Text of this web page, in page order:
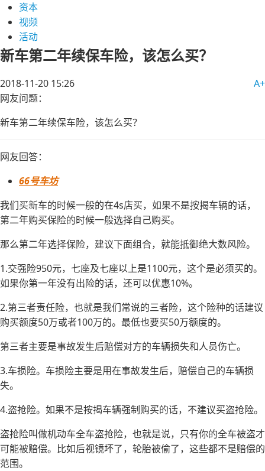
资本
视频
活动
新车第二年续保车险，该怎么买？
2018-11-20 15:26
A+
网友问题：
新车第二年续保车险，该怎么买？
网友回答：
66号车坊
我们买新车的时候一般的在4s店买，如果不是按揭车辆的话，
第二年购买保险的时候一般选择自己购买。
那么第二年选择保险，建议下面组合，就能抵御绝大数风险。
1.交强险950元，七座及七座以上是1100元，这个是必须买的。
如果你第一年没有出险的话，还可以优惠10%。
2.第三者责任险，也就是我们常说的三者险，这个险种的话建议
购买额度50万或者100万的。最低也要买50万额度的。
第三者主要是事故发生后赔偿对方的车辆损失和人员伤亡。
3.车损险。车损险主要是用在事故发生后，赔偿自己的车辆损
失。
4.盗抢险。如果不是按揭车辆强制购买的话，不建议买盗抢险。
盗抢险叫做机动车全车盗抢险，也就是说，只有你的全车被盗才
可能被赔偿。比如后视镜坏了，轮胎被偷了，这些都不是赔偿的
范围。